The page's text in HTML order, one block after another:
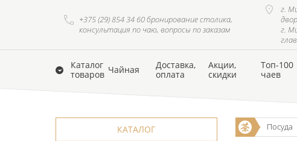
+375 (29) 854 34 60 бронирование столика,
консультация по чаю, вопросы по заказам
г.
г.
Каталог
товаров Чайная
Доставка,
оплата
Акции,
скидки
Топ-100
чаев
КАТАЛОГ Посуда